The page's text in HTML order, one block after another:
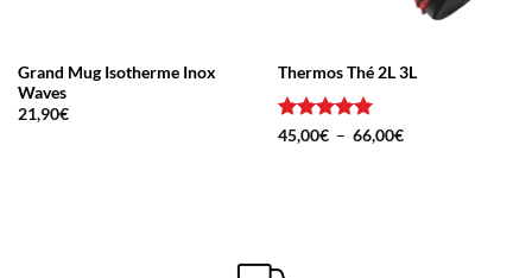
Grand Mug Isotherme Inox
Waves
21,90€
Thermos Thé 2L 3L
Note5 sur
45,00€ – 66,00€Plage